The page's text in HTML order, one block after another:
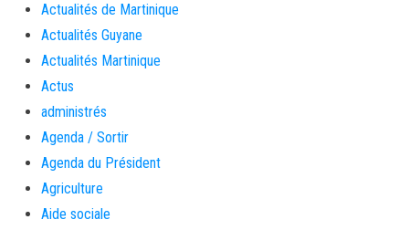
Actualités de Martinique
Actualités Guyane
Actualités Martinique
Actus
administrés
Agenda / Sortir
Agenda du Président
Agriculture
Aide sociale